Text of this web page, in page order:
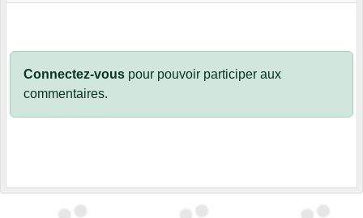
Connectez-vous pour pouvoir participer aux
commentaires.